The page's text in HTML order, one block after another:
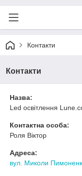
Контакти
Контакти
Назва:
Led освітлення
Контактна особа:
Роля Віктор
Адреса:
вул. Миколи